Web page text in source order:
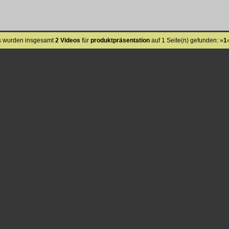
wurden insgesamt2 Videos für produktpräsentation auf 1 Seite(n) gefunden: »1